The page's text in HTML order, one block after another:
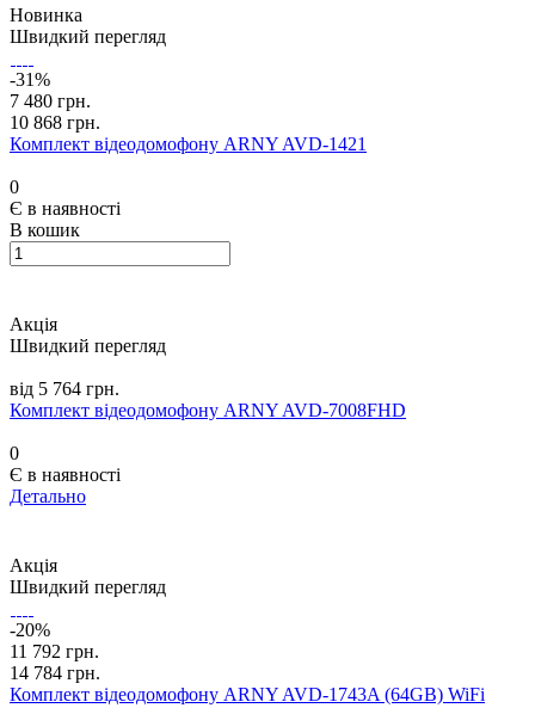
Новинка
Швидкий перегляд
-31%
7 480 грн.
10 868 грн.
Комплект відеодомофону ARNY AVD-1421
0
Є в наявності
В кошик
Акція
Швидкий перегляд
від 5 764 грн.
Комплект відеодомофону ARNY AVD-7008FHD
0
Є в наявності
Детально
Акція
Швидкий перегляд
-20%
11 792 грн.
14 784 грн.
Комплект відеодомофону ARNY AVD-1743A (64GB) WiFi